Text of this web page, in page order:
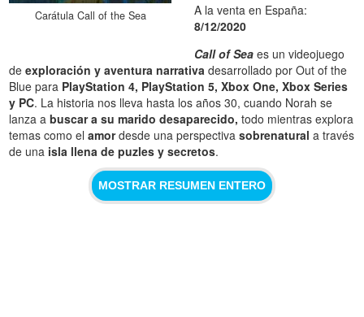
Carátula Call of the Sea
A la venta en España:
8/12/2020
Call of Sea es un videojuego
deexploración y aventura narrativa desarrollado por Out of the
Blue para PlayStation 4, PlayStation 5, Xbox One, Xbox Series
y PC. La historia nos lleva hasta los años 30, cuando Norah se
lanza abuscar a su marido desaparecido, todo mientras explora
temas como elamordesde una perspectivasobrenatural a través
de una isla llena de puzles y secretos.
MOSTRAR RESUMEN ENTERO